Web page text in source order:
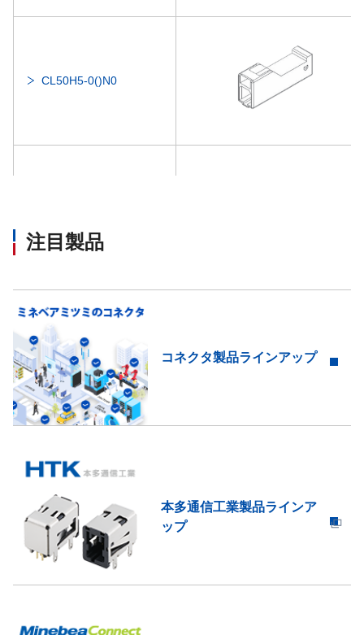
CL50H5-0()N0
CL50C6-0＊0A
CL50H8-02N0
注目製品
コネクタ製品ラインアップ
本多通信工業製品ラインア
ップ